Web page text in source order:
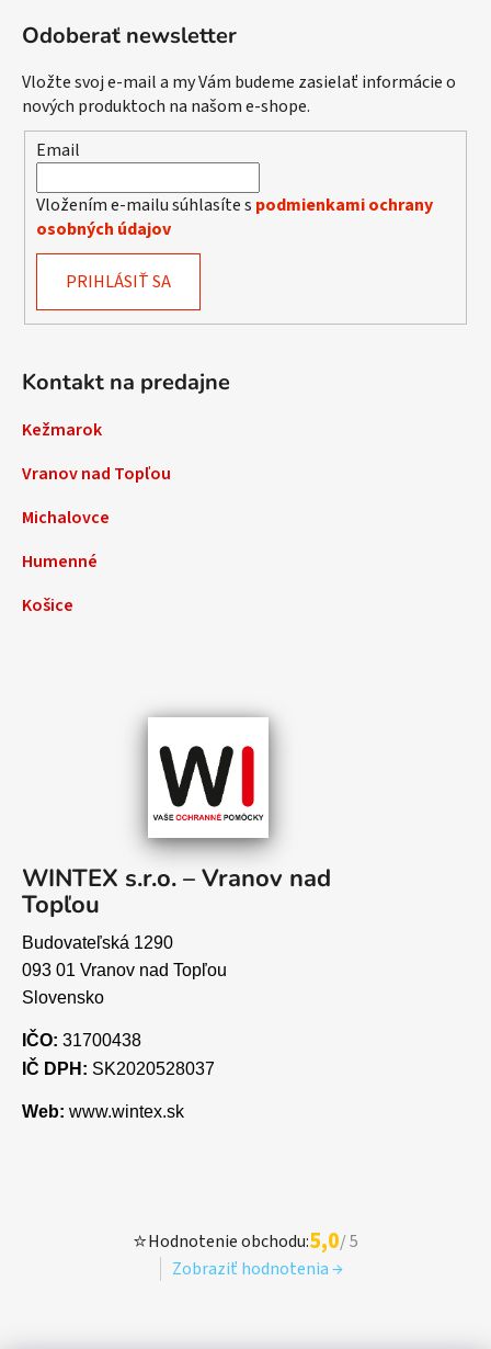
Odoberať newsletter
Vložte svoj e-mail a my Vám budeme zasielať informácie o
nových produktoch na našom e-shope.
Email
Vložením e-mailu súhlasíte s podmienkami ochrany
osobných údajov
PRIHLÁSIŤ SA
Kontakt na predajne
Kežmarok
Vranov nad Topľou
Michalovce
Humenné
Košice
WINTEX s.r.o. – Vranov nad
Topľou
Budovateľská 1290
093 01 Vranov nad Topľou
Slovensko
IČO: 31700438
IČ DPH: SK2020528037
Web: www.wintex.sk
⭐Hodnotenie obchodu:5,0/ 5
Zobraziť hodnotenia →